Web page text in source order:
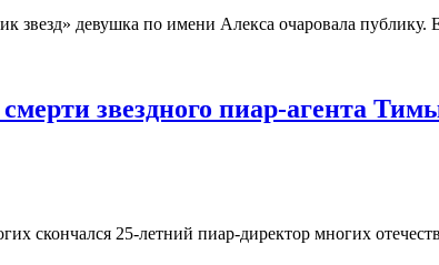
звезд» девушка по имени Алекса очаровала
звездного пиар-агента
скончался 25-летний пиар-директор многих